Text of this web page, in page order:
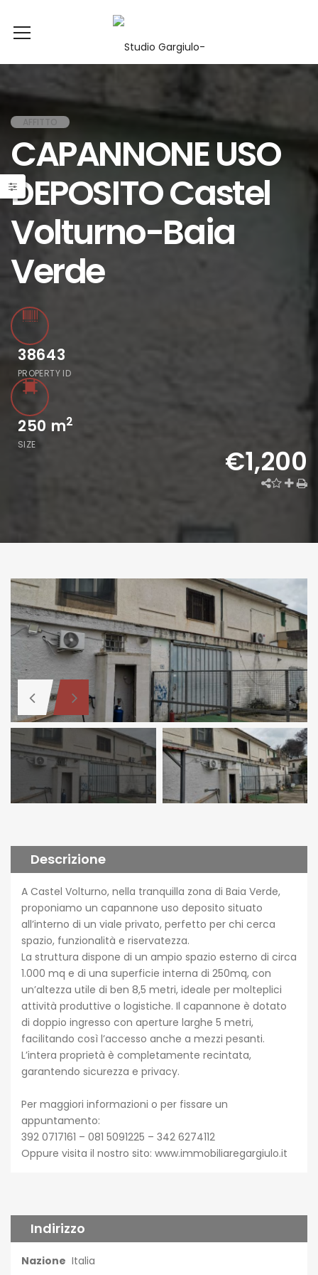
CAPANNONE USO
DEPOSITO Castel
Volturno-Baia
Verde
38643
PROPERTY ID
250 m2
SIZE €1,200
Descrizione
A Castel Volturno, nella tranquilla zona di Baia Verde,
proponiamo un capannone uso deposito situato
all’interno di un viale privato, perfetto per chi cerca
spazio, funzionalità e riservatezza.
La struttura dispone di un ampio spazio esterno di circa
1.000 mq e di una superficie interna di 250mq, con
un’altezza utile di ben 8,5 metri, ideale per molteplici
attività produttive o logistiche. Il capannone è dotato
di doppio ingresso con aperture larghe 5 metri,
facilitando così l’accesso anche a mezzi pesanti.
L’intera proprietà è completamente recintata,
garantendo sicurezza e privacy.
Per maggiori informazioni o per fissare un
appuntamento:
392 0717161 – 081 5091225 – 342 6274112
Oppure visita il nostro sito: www.immobiliaregargiulo.it
Indirizzo
Nazione Italia